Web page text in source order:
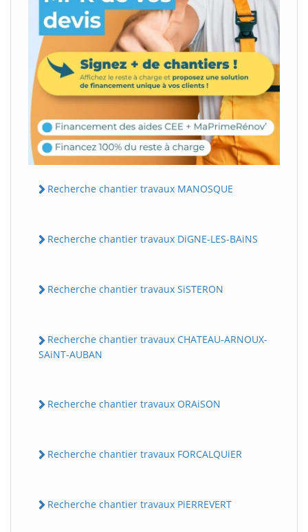
Recherche chantier travaux MANOSQUE
Recherche chantier travaux DiGNE-LES-BAiNS
Recherche chantier travaux SiSTERON
Recherche chantier travaux CHATEAU-ARNOUX-
SAiNT-AUBAN
Recherche chantier travaux ORAiSON
Recherche chantier travaux FORCALQUiER
Recherche chantier travaux PiERREVERT